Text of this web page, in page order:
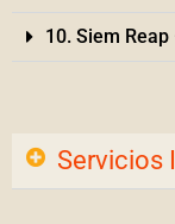
10. Siem
Servicios